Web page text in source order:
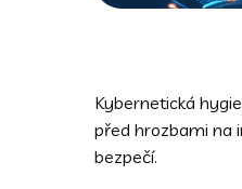
Kybernetická
před hrozbami na
bezpečí.